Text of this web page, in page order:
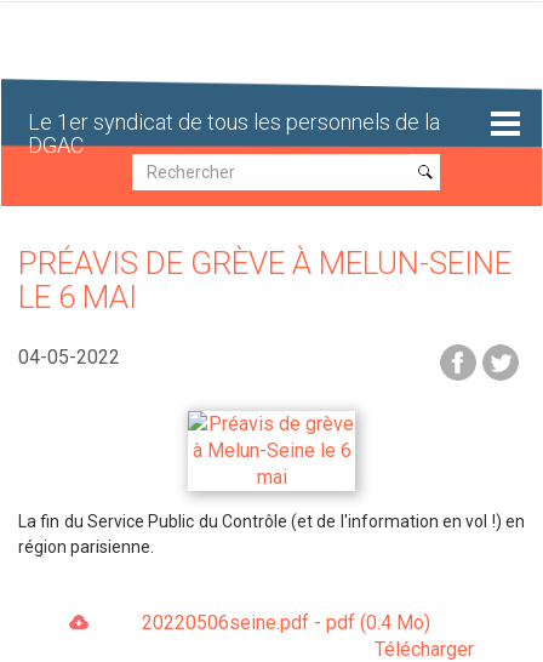
Le 1er syndicat de tous les personnels de la
DGAC
Recherche
Recherche
PRÉAVIS DE GRÈVE À MELUN-SEINE
LE 6 MAI
04-05-2022
La fin du Service Public du Contrôle (et de l'information en vol !) en
région parisienne.
20220506seine.pdf - pdf (0.4 Mo)
Télécharger